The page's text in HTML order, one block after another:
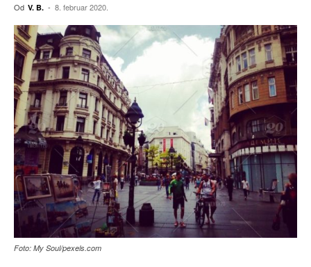
Od V. B. - 8. februar 2020.
Foto: My Soul/pexels.com